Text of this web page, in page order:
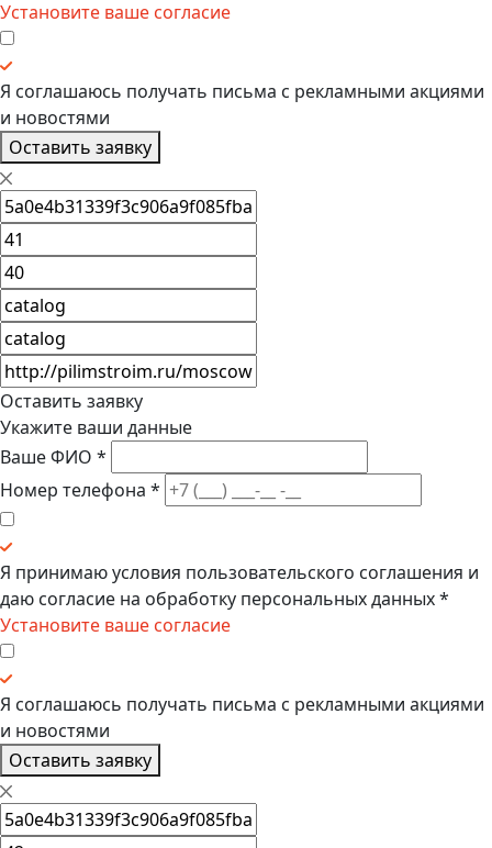
Установите ваше согласие
Я соглашаюсь получать письма с рекламными акциями
и новостями
Оставить заявку
Оставить заявку
Укажите ваши данные
Ваше ФИО *
Номер телефона *
Я принимаю условия пользовательского соглашения и
даю согласие на обработку персональных данных*
Установите ваше согласие
Я соглашаюсь получать письма с рекламными акциями
и новостями
Оставить заявку